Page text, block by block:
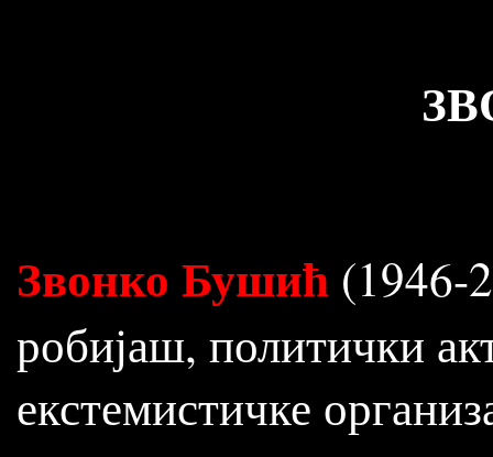
Звонко Бушић (1946-
робијаш, политички
екстемистичке